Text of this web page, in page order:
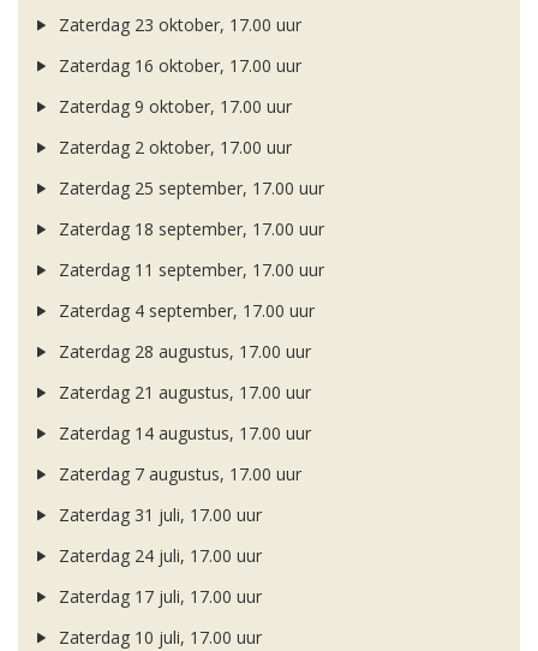
Zaterdag 23 oktober, 17.00 uur
Zaterdag 16 oktober, 17.00 uur
Zaterdag 9 oktober, 17.00 uur
Zaterdag 2 oktober, 17.00 uur
Zaterdag 25 september, 17.00 uur
Zaterdag 18 september, 17.00 uur
Zaterdag 11 september, 17.00 uur
Zaterdag 4 september, 17.00 uur
Zaterdag 28 augustus, 17.00 uur
Zaterdag 21 augustus, 17.00 uur
Zaterdag 14 augustus, 17.00 uur
Zaterdag 7 augustus, 17.00 uur
Zaterdag 31 juli, 17.00 uur
Zaterdag 24 juli, 17.00 uur
Zaterdag 17 juli, 17.00 uur
Zaterdag 10 juli, 17.00 uur